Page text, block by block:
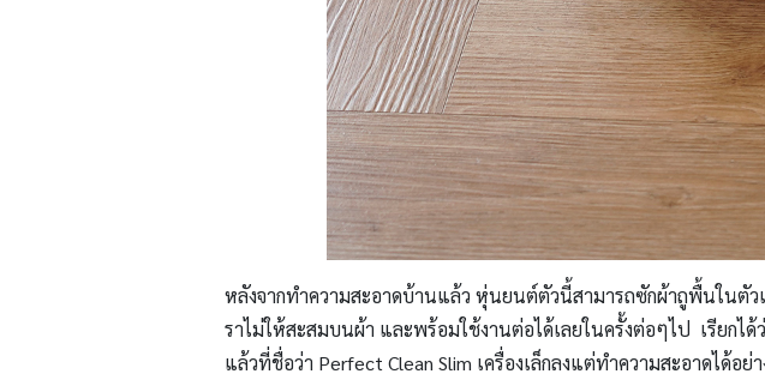
หลังจากทำความสะอาดบ้านแล้ว หุ่นยนต์ตัวนี้สามารถซักผ้าถูพื้นในตัว
ราไม่ให้สะสมบนผ้า และพร้อมใช้งานต่อได้เลยในครั้งต่อๆไป เรียก
แล้วที่ชื่อว่า Perfect Clean Slim เครื่องเล็กลงแต่ทำความสะอาดได้อ